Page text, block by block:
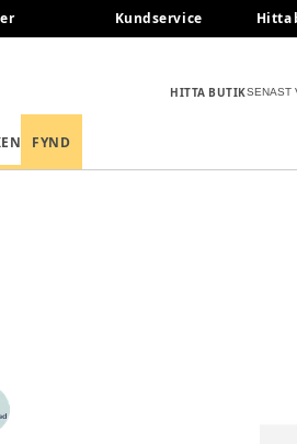
Kundservice Hitta
HITTA BUTIKSENAST
FYND